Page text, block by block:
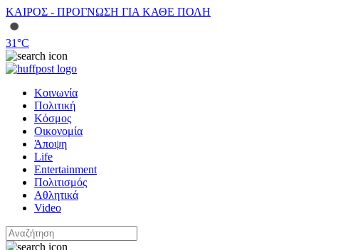
ΚΑΙΡΟΣ - ΠΡΟΓΝΩΣΗ ΓΙΑ ΚΑΘΕ ΠΟΛΗ
31°C
Κοινωνία
Πολιτική
Κόσμος
Οικονομία
Άποψη
Life
Entertainment
Πολιτισμός
Αθλητικά
Video